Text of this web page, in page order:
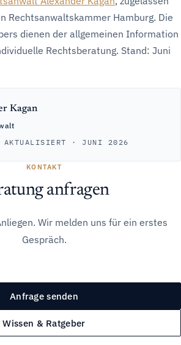
Rechtsanwaltskammer Hamburg. Die
dienen der allgemeinen Information
Rechtsberatung. Stand: Juni
Kagan
AKTUALISIERT · JUNI 2026
KONTAKT
anfragen
Wir melden uns für ein erstes
Gespräch.
Anfrage senden
Wissen & Ratgeber